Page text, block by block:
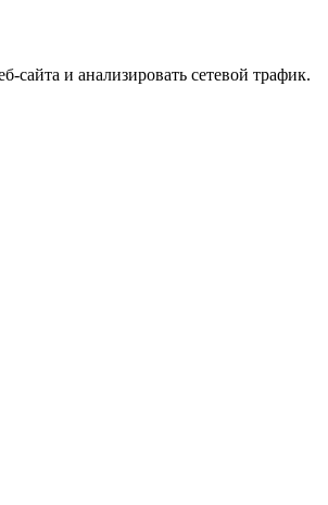
и анализировать сетевой трафик.